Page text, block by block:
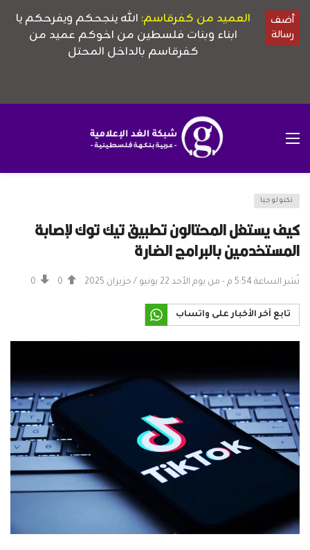
تكنولوجيا
كيف يستغل المحتالون تطبيق تيك توك لإصابة
المستخدمين بالبرامج الضارة
نُشر الساعة 5:54 م - من يوم الأحد 22 يونيو / حزيران 2025 0
0
تابع آخر الأخبار على واتساب